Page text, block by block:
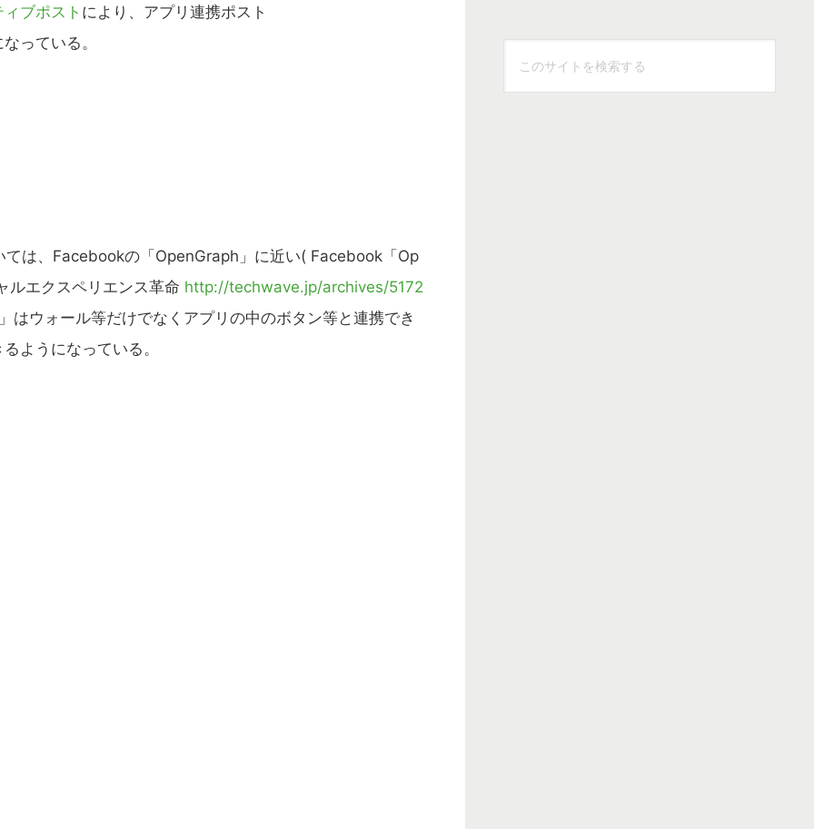
ブポスト により、アプリ連携ポスト
っている。
は、Facebookの「OpenGraph」に近い( Facebook「Op
ルエクスペリエンス革命 http://techwave.jp/archives/5172
ウォール等だけでなくアプリの中のボタン等と連携でき
ようになっている。